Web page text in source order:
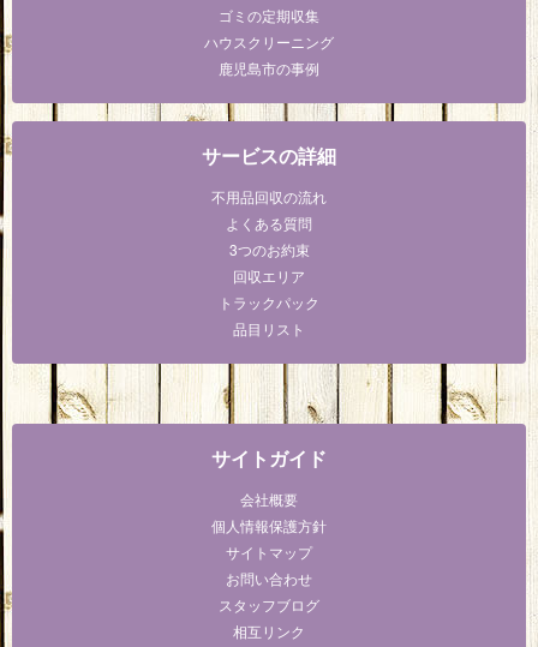
ゴミの定期収集
ハウスクリーニング
鹿児島市の事例
サービスの詳細
不用品回収の流れ
よくある質問
3つのお約束
回収エリア
トラックパック
品目リスト
サイトガイド
会社概要
個人情報保護方針
サイトマップ
お問い合わせ
スタッフブログ
相互リンク